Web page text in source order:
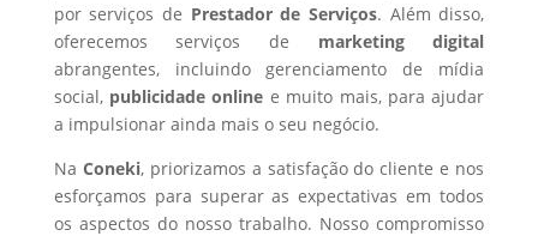
por serviços de Prestador de Serviços. Além disso,
oferecemos serviços de marketing digital
abrangentes, incluindo gerenciamento de mídia
social, publicidade online e muito mais, para ajudar
a impulsionar ainda mais o seu negócio.
Na Coneki, priorizamos a satisfação do cliente e nos
esforçamos para superar as expectativas em todos
os aspectos do nosso trabalho. Nosso compromisso